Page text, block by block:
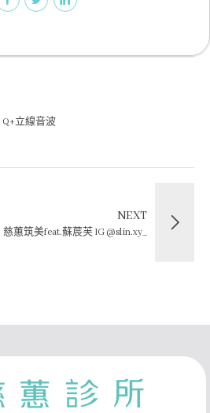
立線音波
NEXT
蕙筑美feat.蘇莀芙 IG @slin.xy_